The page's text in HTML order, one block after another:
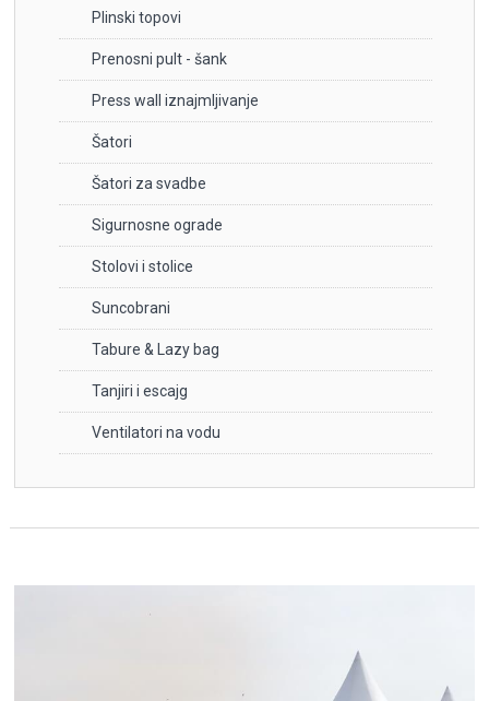
Plinski topovi
Prenosni pult - šank
Press wall iznajmljivanje
Šatori
Šatori za svadbe
Sigurnosne ograde
Stolovi i stolice
Suncobrani
Tabure & Lazy bag
Tanjiri i escajg
Ventilatori na vodu